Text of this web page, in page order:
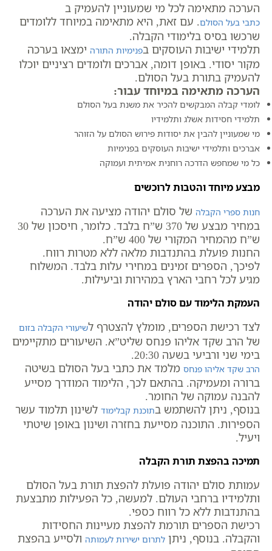
הערכה מתאימה לכל מי שמעוניין להעמיק ב
כתבי בעל הסולם. עם זאת, היא מתאימה במיוחד ללומדים
שרכשו בסיס בלימודי הקבלה.
תלמידי ישיבות העוסקים בפנימיות התורה ימצאו בערכה
מקור יסודי. באופן דומה, אברכים ולומדים רציניים יוכלו
להעמיק בתורת בעל הסולם.
הערכה מתאימה במיוחד עבור:
לומדי קבלה המבקשים להכיר את משנת בעל הסולם
תלמידי חסידות אשלג ותלמידיו
מי שמעוניין להבין את יסודות פירוש הסולם על הזוהר
אברכים ותלמידי ישיבות העוסקים בפנימיות
כל מי שמחפש הדרכה רוחנית אמיתית ועמוקה
מבצע מיוחד והטבות לרוכשים
חנות ספרי הקבלה של סולם יהודה מציעה את הערכה
במחיר מבצע של 370 ש”ח בלבד. כלומר, חיסכון של 30
ש”ח מהמחיר המקורי של 400 ש”ח.
החנות פועלת בהתנדבות מלאה ללא מטרות רווח.
לפיכך, הספרים זמינים במחירי עלות בלבד. המשלוח
מגיע לכל רחבי הארץ במהירות וביעילות.
העמקת הלימוד עם סולם יהודה
לצד רכישת הספרים, מומלץ להצטרף לשיעורי הקבלה בזום
של הרב שקד אליהו פנחס שליט”א. השיעורים מתקיימים
בימי שני ורביעי בשעה 20:30.
הרב שקד אליהו פנחס מלמד את כתבי בעל הסולם בשיטה
ברורה ומעמיקה. בהתאם לכך, הלימוד המודרך מסייע
להבנה עמוקה של החומר.
בנוסף, ניתן להשתמש בתוכנת קבלימוד לשינון תלמוד עשר
הספירות. התוכנה מסייעת בחזרה ושינון באופן שיטתי
ויעיל.
תמיכה בהפצת תורת הקבלה
עמותת סולם יהודה פועלת להפצת תורת בעל הסולם
ותלמידיו ברחבי העולם. למעשה, כל הפעילות מתבצעת
בהתנדבות ללא כל רווח כספי.
רכישת הספרים תורמת להפצת מעיינות החסידות
והקבלה. בנוסף, ניתן לתרום ישירות לעמותה ולסייע בהפצת